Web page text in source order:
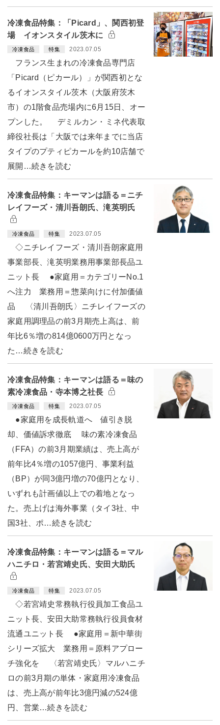
冷凍食品特集：「Picard」、関西初登
場 イオンスタイル茨木に
冷凍食品 特集 2023.07.05
フランス生まれの冷凍食品専門店
「Picard（ピカール）」が関西初とな
るイオンスタイル茨木（大阪府茨木
市）の1階食品売場内に6月15日、オー
プンした。 デミルカン・ミネ代表取
締役社長は「大阪では来年までに当店
タイプのプティピカールを約10店舗で
展開…続きを読む
冷凍食品特集：キーマンは語る＝ニチ
レイフーズ・清川吾朗氏、滝英明氏
冷凍食品 特集 2023.07.05
◇ニチレイフーズ・清川吾朗家庭用
事業部長、滝英明業務用事業部長品ユ
ニット長 ●家庭用＝カテゴリーNo.1
へ注力 業務用＝惣菜向けに付加価値
品 〈清川吾朗氏〉ニチレイフーズの
家庭用調理品の前3月期売上高は、前
年比6％増の814億0600万円となっ
た…続きを読む
冷凍食品特集：キーマンは語る＝味の
素冷凍食品・寺本博之社長
冷凍食品 特集 2023.07.05
●家庭用を成長軌道へ 値引き脱
却、価値訴求徹底 味の素冷凍食品
（FFA）の前3月期業績は、売上高が
前年比4％増の1057億円、事業利益
（BP）が同3億円増の70億円となり、
いずれも計画値以上での着地となっ
た。売上げは海外事業（タイ3社、中
国3社、ポ…続きを読む
冷凍食品特集：キーマンは語る＝マル
ハニチロ・若宮靖史氏、安田大助氏
冷凍食品 特集 2023.07.05
◇若宮靖史常務執行役員加工食品ユ
ニット長、安田大助常務執行役員食材
流通ユニット長 ●家庭用＝新中華街
シリーズ拡大 業務用＝原料アプロー
チ強化を 〈若宮靖史氏〉マルハニチ
ロの前3月期の単体・家庭用冷凍食品
は、売上高が前年比3億円減の524億
円、営業…続きを読む